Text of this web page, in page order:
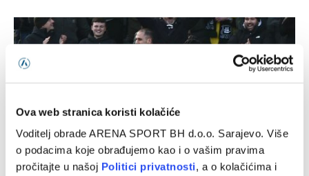
Ova web stranica koristi kolačiće
Voditelj obrade ARENA SPORT BH d.o.o. Sarajevo. Više
o podacima koje obrađujemo kao i o vašim pravima
pročitajte u našoj Politici privatnosti, a o kolačićima i